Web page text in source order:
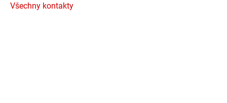
Všechny kontakty